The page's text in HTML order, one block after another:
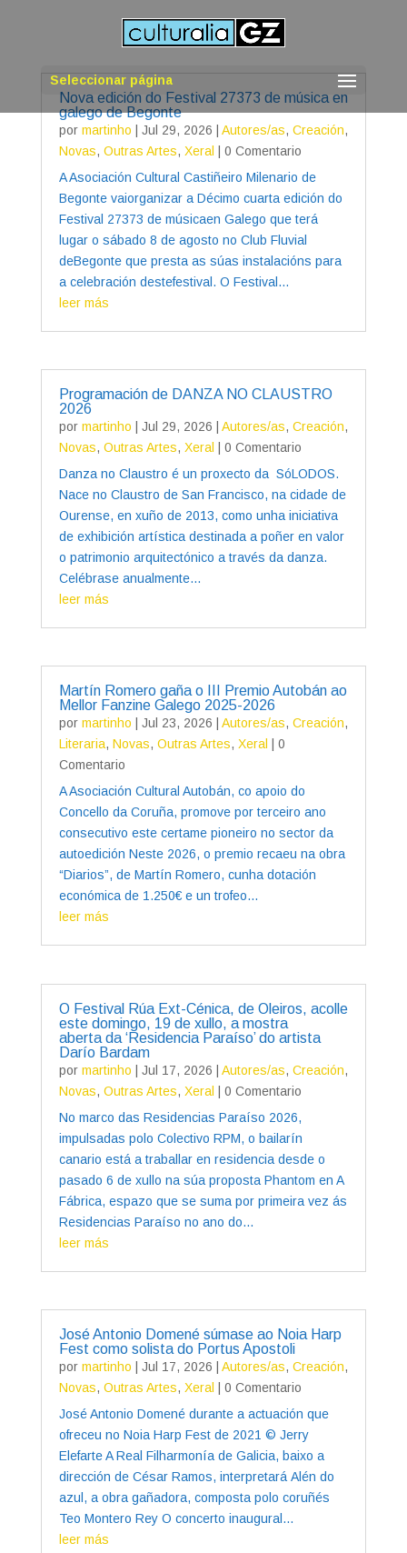
Seleccionar página
Nova edición do Festival 27373 de música en
galego de Begonte
por martinho Jul 29, 2026 Autores/as, Creación,
Novas, Outras Artes, Xeral
| 0 Comentario
A Asociación Cultural Castiñeiro Milenario de
Begonte vaiorganizar a Décimo cuarta edición do
Festival 27373 de músicaen Galego que terá
lugar o sábado 8 de agosto no Club Fluvial
deBegonte que presta as súas instalacións para
a celebración destefestival. O Festival...
leer más
Programación de DANZA NO CLAUSTRO
2026
por martinho Jul 29, 2026 Autores/as, Creación,
Novas, Outras Artes, Xeral
| 0 Comentario
Danza no Claustro é un proxecto da SóLODOS.
Nace no Claustro de San Francisco, na cidade de
Ourense, en xuño de 2013, como unha iniciativa
de exhibición artística destinada a poñer en valor
o patrimonio arquitectónico a través da danza.
Celébrase anualmente...
leer más
Martín Romero gaña o III Premio Autobán ao
Mellor Fanzine Galego 2025-2026
por martinho Jul 23, 2026 Autores/as, Creación,
Literaria, Novas, Outras Artes, Xeral
| 0
Comentario
A Asociación Cultural Autobán, co apoio do
Concello da Coruña, promove por terceiro ano
consecutivo este certame pioneiro no sector da
autoedición Neste 2026, o premio recaeu na obra
“Diarios”, de Martín Romero, cunha dotación
económica de 1.250€ e un trofeo...
leer más
O Festival Rúa Ext-Cénica, de Oleiros, acolle
este domingo, 19 de xullo, a mostra
aberta da ‘Residencia Paraíso’ do artista
Darío Bardam
por martinho Jul 17, 2026 Autores/as, Creación,
Novas, Outras Artes, Xeral
| 0 Comentario
No marco das Residencias Paraíso 2026,
impulsadas polo Colectivo RPM, o bailarín
canario está a traballar en residencia desde o
pasado 6 de xullo na súa proposta Phantom en A
Fábrica, espazo que se suma por primeira vez ás
Residencias Paraíso no ano do...
leer más
José Antonio Domené súmase ao Noia Harp
Fest como solista do Portus Apostoli
por martinho Jul 17, 2026 Autores/as, Creación,
Novas, Outras Artes, Xeral
| 0 Comentario
José Antonio Domené durante a actuación que
ofreceu no Noia Harp Fest de 2021 © Jerry
Elefarte A Real Filharmonía de Galicia, baixo a
dirección de César Ramos, interpretará Alén do
azul, a obra gañadora, composta polo coruñés
Teo Montero Rey O concerto inaugural...
leer más